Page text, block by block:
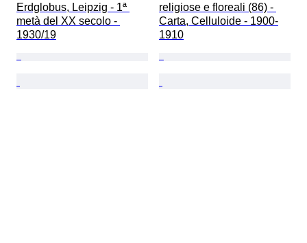
Erdglobus, Leipzig - 1ª
metà del XX secolo -
1930/19
religiose e floreali (86) -
Carta, Celluloide - 1900-
1910